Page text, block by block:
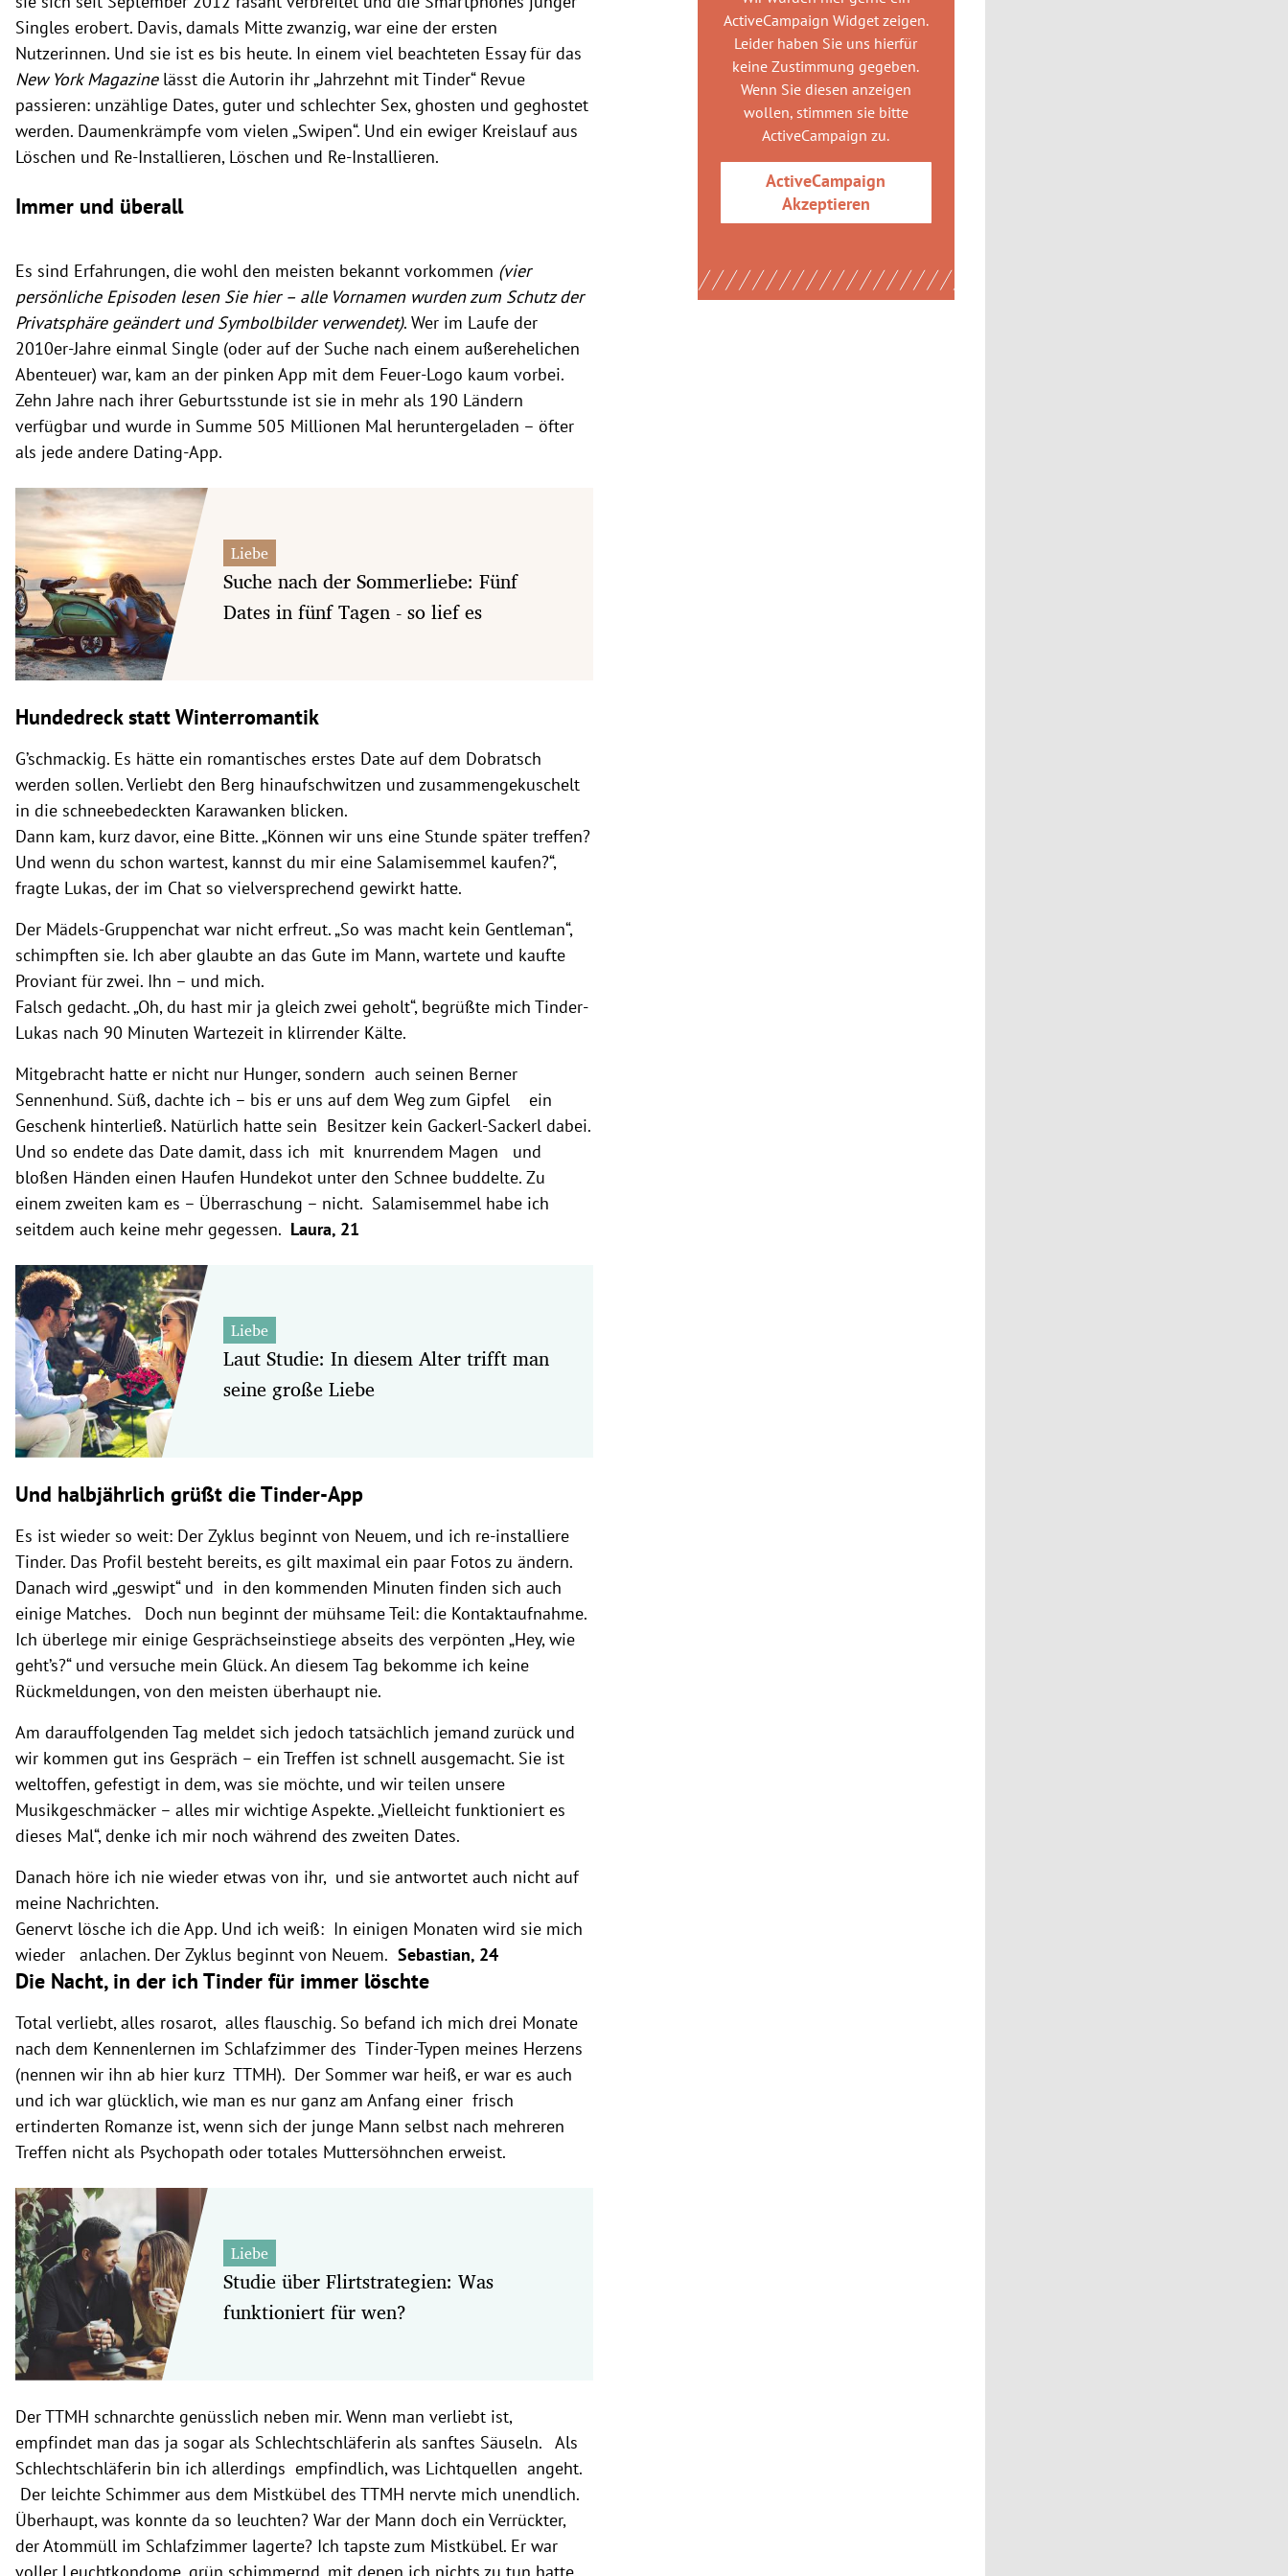
Singles erobert. Davis, damals Mitte zwanzig, war eine der ersten
Nutzerinnen. Und sie ist es bis heute. In einem viel beachteten Essay für das
New York Magazine lässt die Autorin ihr „Jahrzehnt mit Tinder“ Revue
passieren: unzählige Dates, guter und schlechter Sex, ghosten und geghostet
werden. Daumenkrämpfe vom vielen „Swipen“. Und ein ewiger Kreislauf aus
Löschen und Re-Installieren, Löschen und Re-Installieren.
Immer und überall
Es sind Erfahrungen, die wohl den meisten bekannt vorkommen (vier
persönliche Episoden lesen Sie hier – alle Vornamen wurden zum Schutz der
Privatsphäre geändert und Symbolbilder verwendet). Wer im Laufe der
2010er-Jahre einmal Single (oder auf der Suche nach einem außerehelichen
Abenteuer) war, kam an der pinken App mit dem Feuer-Logo kaum vorbei.
Zehn Jahre nach ihrer Geburtsstunde ist sie in mehr als 190 Ländern
verfügbar und wurde in Summe 505 Millionen Mal heruntergeladen – öfter
als jede andere Dating-App.
Liebe
Suche nach der Sommerliebe: Fünf
Dates in fünf Tagen - so lief es
Hundedreck statt Winterromantik
G’schmackig. Es hätte ein romantisches erstes Date auf dem Dobratsch
werden sollen. Verliebt den Berg hinaufschwitzen und zusammengekuschelt
in die schneebedeckten Karawanken blicken.
Dann kam, kurz davor, eine Bitte. „Können wir uns eine Stunde später treffen?
Und wenn du schon wartest, kannst du mir eine Salamisemmel kaufen?“,
fragte Lukas, der im Chat so vielversprechend gewirkt hatte.
Der Mädels-Gruppenchat war nicht erfreut. „So was macht kein Gentleman“,
schimpften sie. Ich aber glaubte an das Gute im Mann, wartete und kaufte
Proviant für zwei. Ihn – und mich.
Falsch gedacht. „Oh, du hast mir ja gleich zwei geholt“, begrüßte mich Tinder-
Lukas nach 90 Minuten Wartezeit in klirrender Kälte.
Mitgebracht hatte er nicht nur Hunger, sondern auch seinen Berner
Sennenhund. Süß, dachte ich – bis er uns auf dem Weg zum Gipfel ein
Geschenk hinterließ. Natürlich hatte sein Besitzer kein Gackerl-Sackerl dabei.
Und so endete das Date damit, dass ich mit knurrendem Magen und
bloßen Händen einen Haufen Hundekot unter den Schnee buddelte. Zu
einem zweiten kam es – Überraschung – nicht. Salamisemmel habe ich
seitdem auch keine mehr gegessen. Laura, 21
Liebe
Laut Studie: In diesem Alter trifft man
seine große Liebe
Und halbjährlich grüßt die Tinder-App
Es ist wieder so weit: Der Zyklus beginnt von Neuem, und ich re-installiere
Tinder. Das Profil besteht bereits, es gilt maximal ein paar Fotos zu ändern.
Danach wird „geswipt“ und in den kommenden Minuten finden sich auch
einige Matches. Doch nun beginnt der mühsame Teil: die Kontaktaufnahme.
Ich überlege mir einige Gesprächseinstiege abseits des verpönten „Hey, wie
geht’s?“ und versuche mein Glück. An diesem Tag bekomme ich keine
Rückmeldungen, von den meisten überhaupt nie.
Am darauffolgenden Tag meldet sich jedoch tatsächlich jemand zurück und
wir kommen gut ins Gespräch – ein Treffen ist schnell ausgemacht. Sie ist
weltoffen, gefestigt in dem, was sie möchte, und wir teilen unsere
Musikgeschmäcker – alles mir wichtige Aspekte. „Vielleicht funktioniert es
dieses Mal“, denke ich mir noch während des zweiten Dates.
Danach höre ich nie wieder etwas von ihr, und sie antwortet auch nicht auf
meine Nachrichten.
Genervt lösche ich die App. Und ich weiß: In einigen Monaten wird sie mich
wieder anlachen. Der Zyklus beginnt von Neuem. Sebastian, 24
Die Nacht, in der ich Tinder für immer löschte
Total verliebt, alles rosarot, alles flauschig. So befand ich mich drei Monate
nach dem Kennenlernen im Schlafzimmer des Tinder-Typen meines Herzens
(nennen wir ihn ab hier kurz TTMH). Der Sommer war heiß, er war es auch
und ich war glücklich, wie man es nur ganz am Anfang einer frisch
ertinderten Romanze ist, wenn sich der junge Mann selbst nach mehreren
Treffen nicht als Psychopath oder totales Muttersöhnchen erweist.
Liebe
Studie über Flirtstrategien: Was
funktioniert für wen?
Der TTMH schnarchte genüsslich neben mir. Wenn man verliebt ist,
empfindet man das ja sogar als Schlechtschläferin als sanftes Säuseln. Als
Schlechtschläferin bin ich allerdings empfindlich, was Lichtquellen angeht.
Der leichte Schimmer aus dem Mistkübel des TTMH nervte mich unendlich.
Überhaupt, was konnte da so leuchten? War der Mann doch ein Verrückter,
der Atommüll im Schlafzimmer lagerte? Ich tapste zum Mistkübel. Er war
voller Leuchtkondome, grün schimmernd, mit denen ich nichts zu tun hatte.
ActiveCampaign Widgetzeigen.
Leider haben Sie uns hierfür
keine Zustimmung gegeben.
Wenn Sie diesen anzeigen
wollen, stimmen sie bitte
ActiveCampaign zu.
ActiveCampaign
Akzeptieren